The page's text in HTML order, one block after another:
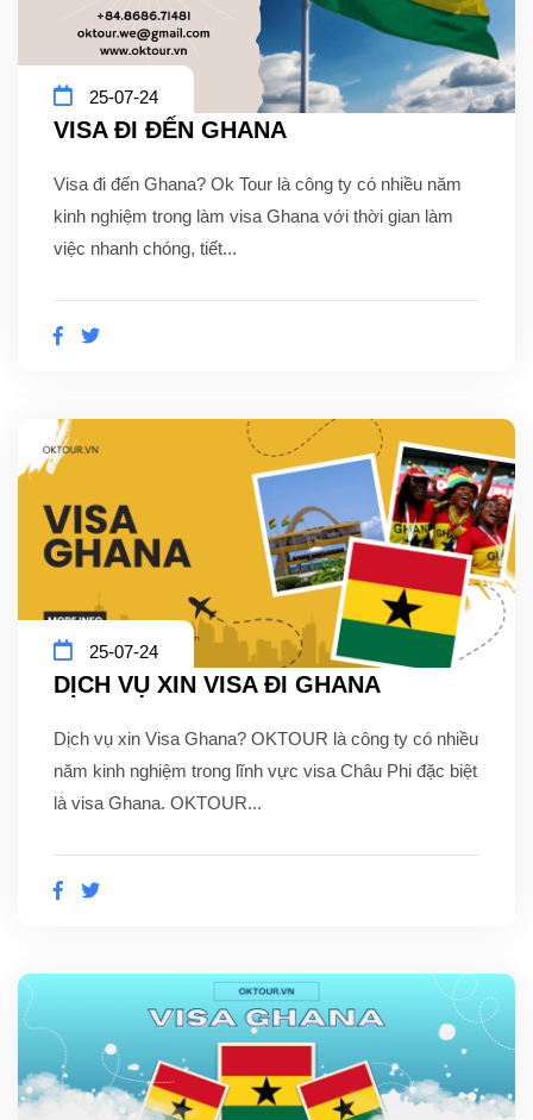
25-07-24
VISA ĐI ĐẾN GHANA
Visa đi đến Ghana? Ok Tour là công ty có nhiều năm
kinh nghiệm trong làm visa Ghana với thời gian làm
việc nhanh chóng, tiết...
25-07-24
DỊCH VỤ XIN VISA ĐI GHANA
Dịch vụ xin Visa Ghana? OKTOUR là công ty có nhiều
năm kinh nghiệm trong lĩnh vực visa Châu Phi đặc biệt
là visa Ghana. OKTOUR...